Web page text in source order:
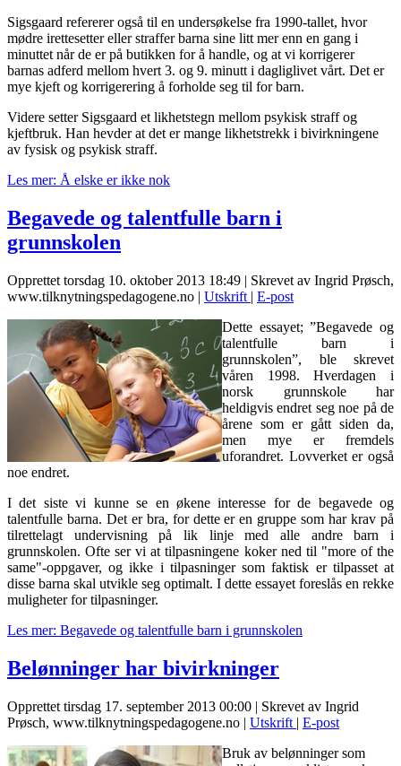
Sigsgaard refererer også til en undersøkelse fra 1990-tallet, hvor
mødre irettesetter eller straffer barna sine litt mer enn en gang i
minuttet når de er på butikken for å handle, og at vi korrigerer
barnas adferd mellom hvert 3. og 9. minutt i dagliglivet vårt. Det er
mye kjeft og korrigerering å forholde seg til for barn.
Videre setter Sigsgaard et likhetstegn mellom psykisk straff og
kjeftbruk. Han hevder at det er mange likhetstrekk i bivirkningene
av fysisk og psykisk straff.
Les mer: Å elske er ikke nok
Begavede og talentfulle barn i
grunnskolen
Opprettet torsdag 10. oktober 2013 18:49 | Skrevet av Ingrid Prøsch,
www.tilknytningspedagogene.no | Utskrift | E-post
Dette essayet; ”Begavede og
talentfulle barn i
grunnskolen”, ble skrevet
våren 1998. Hverdagen i
norsk grunnskole har
heldigvis endret seg noe på de
årene som er gått siden da,
men mye er fremdels
uforandret. Lovverket er også
noe endret.
I det siste vi kunne se en økene interesse for de begavede og
talentfulle barna. Det er bra, for dette er en gruppe som har krav på
tilrettelagt undervisning på lik linje med alle andre barn i
grunnskolen. Ofte ser vi at tilpasningene koker ned til "more of the
same"-oppgaver, og ikke i tilpasninger som faktisk er tilpasset at
disse barna skal utvikle seg optimalt. I dette essayet foreslås en rekke
muligheter for tilpasninger.
Les mer: Begavede og talentfulle barn i grunnskolen
Belønninger har bivirkninger
Opprettet tirsdag 17. september 2013 00:00 | Skrevet av Ingrid
Prøsch, www.tilknytningspedagogene.no | Utskrift | E-post
Bruk av belønninger som